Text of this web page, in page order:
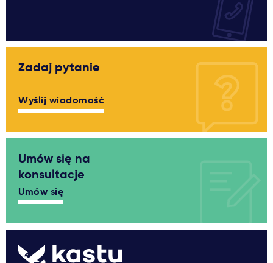
Zadaj pytanie
Wyślij wiadomość
Umów się na
konsultacje
Umów się